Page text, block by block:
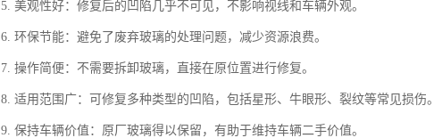
5. 美观性好：修复后的凹陷几乎不可见，不影响视线和车辆外观。
6. 环保节能：避免了废弃玻璃的处理问题，减少资源浪费。
7. 操作简便：不需要拆卸玻璃，直接在原位置进行修复。
8. 适用范围广：可修复多种类型的凹陷，包括星形、牛眼形、裂纹等常见损伤。
9. 保持车辆价值：原厂玻璃得以保留，有助于维持车辆二手价值。